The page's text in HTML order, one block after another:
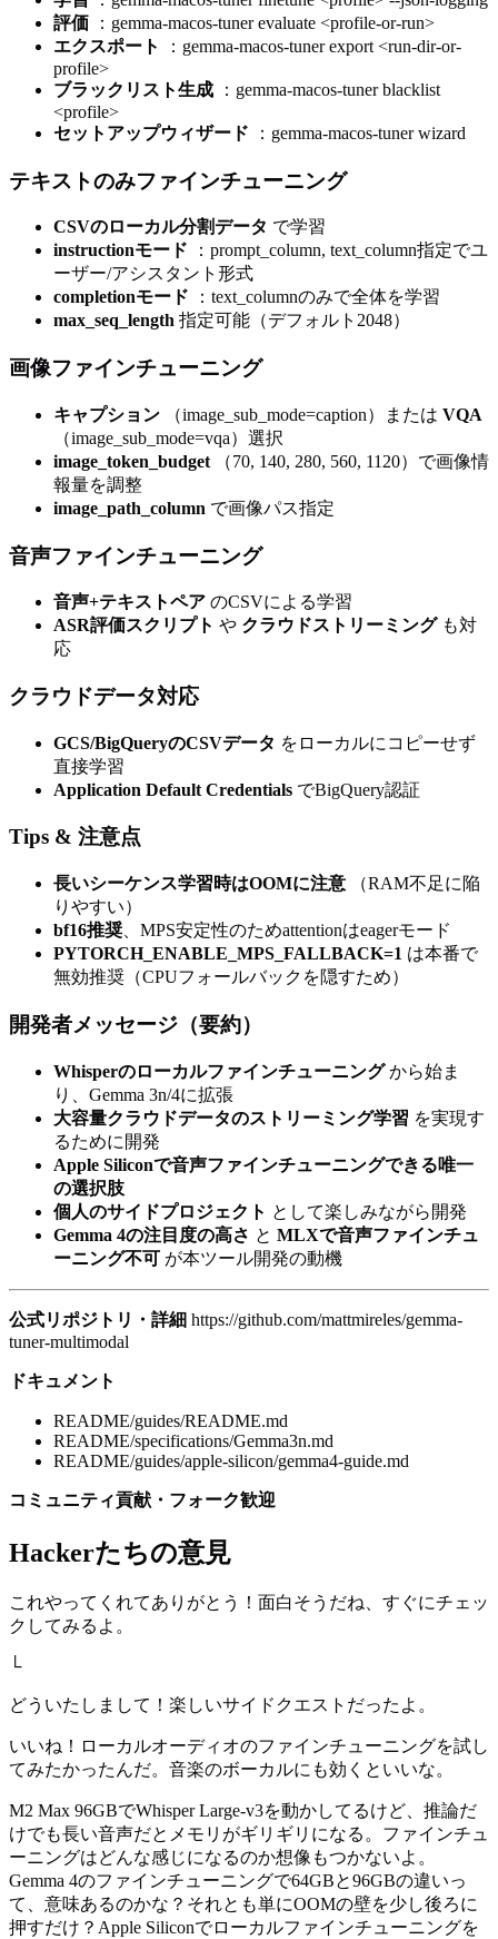
評価 ：gemma-macos-tuner evaluate <profile-or-run>
エクスポート
：gemma-macos-tuner export <run-dir-or-
profile>
ブラックリスト生成 ：gemma-macos-tuner blacklist
<profile>
セットアップウィザード ：gemma-macos-tuner wizard
テキストのみファインチューニング
CSVのローカル分割データ で学習
instructionモード ：prompt_column, text_column指定でユ
ーザー/アシスタント形式
completionモード ：text_columnのみで全体を学習
max_seq_length 指定可能（デフォルト2048）
画像ファインチューニング
キャプション （image_sub_mode=caption）または VQA
（image_sub_mode=vqa）選択
image_token_budget （70, 140, 280, 560, 1120）で画像情
報量を調整
image_path_column で画像パス指定
音声ファインチューニング
音声+テキストペア のCSVによる学習
ASR評価スクリプト や クラウドストリーミングも対
応
クラウドデータ対応
GCS/BigQueryのCSVデータ をローカルにコピーせず
直接学習
Application Default Credentials でBigQuery認証
Tips & 注意点
長いシーケンス学習時はOOMに注意 （RAM不足に陥
りやすい）
bf16推奨 、MPS安定性のためattentionはeagerモード
PYTORCH_ENABLE_MPS_FALLBACK=1 は本番で
無効推奨（CPUフォールバックを隠すため）
開発者メッセージ（要約）
Whisperのローカルファインチューニングから始ま
り、Gemma 3n/4に拡張
大容量クラウドデータのストリーミング学習 を実現す
るために開発
Apple Siliconで音声ファインチューニングできる唯一
の選択肢
個人のサイドプロジェクト として楽しみながら開発
Gemma 4の注目度の高さ と MLXで音声ファインチュ
ーニング不可 が本ツール開発の動機
公式リポジトリ・詳細 https://github.com/mattmireles/gemma-
tuner-multimodal
ドキュメント
README/guides/README.md
README/specifications/Gemma3n.md
README/guides/apple-silicon/gemma4-guide.md
コミュニティ貢献・フォーク歓迎
Hackerたちの意見
これやってくれてありがとう！面白そうだね、すぐにチェッ
クしてみるよ。
└
どういたしまして！楽しいサイドクエストだったよ。
いいね！ローカルオーディオのファインチューニングを試し
てみたかったんだ。音楽のボーカルにも効くといいな。
M2 Max 96GBでWhisper Large-v3を動かしてるけど、推論だ
けでも長い音声だとメモリがギリギリになる。ファインチュ
ーニングはどんな感じになるのか想像もつかないよ。
Gemma 4のファインチューニングで64GBと96GBの違いっ
て、意味あるのかな？それとも単にOOMの壁を少し後ろに
押すだけ？Apple Siliconでローカルファインチューニングを